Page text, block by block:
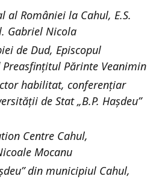
al României la Cahul, E.S.
Gabriel Nicola
de Dud, Episcopul
Preasfințitul Părinte Veanimin
habilitat, conferențiar
de Stat „B.P. Hașdeu”
Centre Cahul,
Mocanu
din municipiul Cahul,